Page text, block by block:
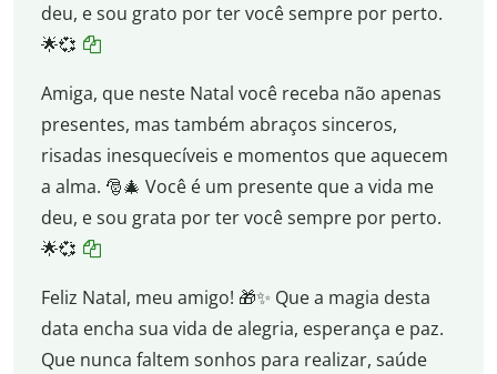
deu, e sou grato por ter você sempre por perto.
🌟💞
Amiga, que neste Natal você receba não apenas
presentes, mas também abraços sinceros,
risadas inesquecíveis e momentos que aquecem
a alma. 🎅🎄 Você é um presente que a vida me
deu, e sou grata por ter você sempre por perto.
🌟💞
Feliz Natal, meu amigo! 🎁✨ Que a magia desta
data encha sua vida de alegria, esperança e paz.
Que nunca faltem sonhos para realizar, saúde